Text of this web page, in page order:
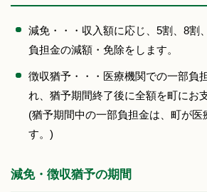
減免・・・収入額に応じ、5割、8割
負担金の減額・免除をします。
徴収猶予・・・医療機関での一部負
れ、猶予期間終了後に全額を町にお
(猶予期間中の一部負担金は、町が医
す。)
減免・徴収猶予の期間